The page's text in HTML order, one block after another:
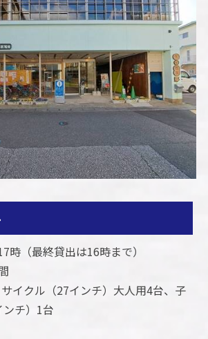
時（最終貸出は16時まで）
イクル（27インチ）大人用4台、子
チ）1台